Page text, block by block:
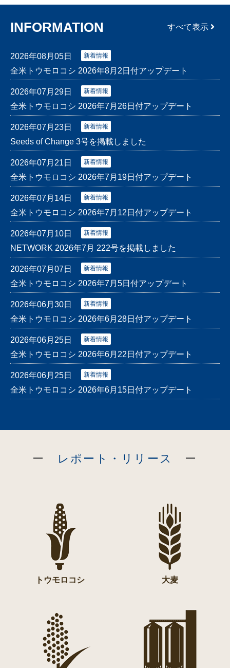
INFORMATION すべて表示
2026年08月05日 新着情報
全米トウモロコシ 2026年8月2日付アップデート
2026年07月29日 新着情報
全米トウモロコシ 2026年7月26日付アップデート
2026年07月23日 新着情報
Seeds of Change 3号を掲載しました
2026年07月21日 新着情報
全米トウモロコシ 2026年7月19日付アップデート
2026年07月14日 新着情報
全米トウモロコシ 2026年7月12日付アップデート
2026年07月10日 新着情報
NETWORK 2026年7月 222号を掲載しました
2026年07月07日 新着情報
全米トウモロコシ 2026年7月5日付アップデート
2026年06月30日 新着情報
全米トウモロコシ 2026年6月28日付アップデート
2026年06月25日 新着情報
全米トウモロコシ 2026年6月22日付アップデート
2026年06月25日 新着情報
全米トウモロコシ 2026年6月15日付アップデート
ー レポート・リリース ー
トウモロコシ 大麦